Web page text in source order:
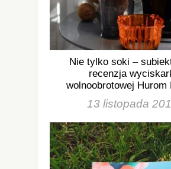
Nie tylko soki –
recenzja
wolnoobrotowej Hurom
13 listopada